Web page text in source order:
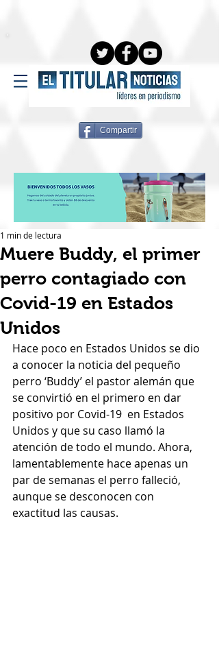
Compartir
Muere Buddy, el primer
perro contagiado con
Covid-19 en Estados
Unidos
1 min de lectura
Hace poco en Estados Unidos se dio
a conocer la noticia del pequeño
perro ‘Buddy’ el pastor alemán que
se convirtió en el primero en dar
positivo por Covid-19  en Estados
Unidos y que su caso llamó la
atención de todo el mundo. Ahora,
lamentablemente hace apenas un
par de semanas el perro falleció,
aunque se desconocen con
exactitud las causas.